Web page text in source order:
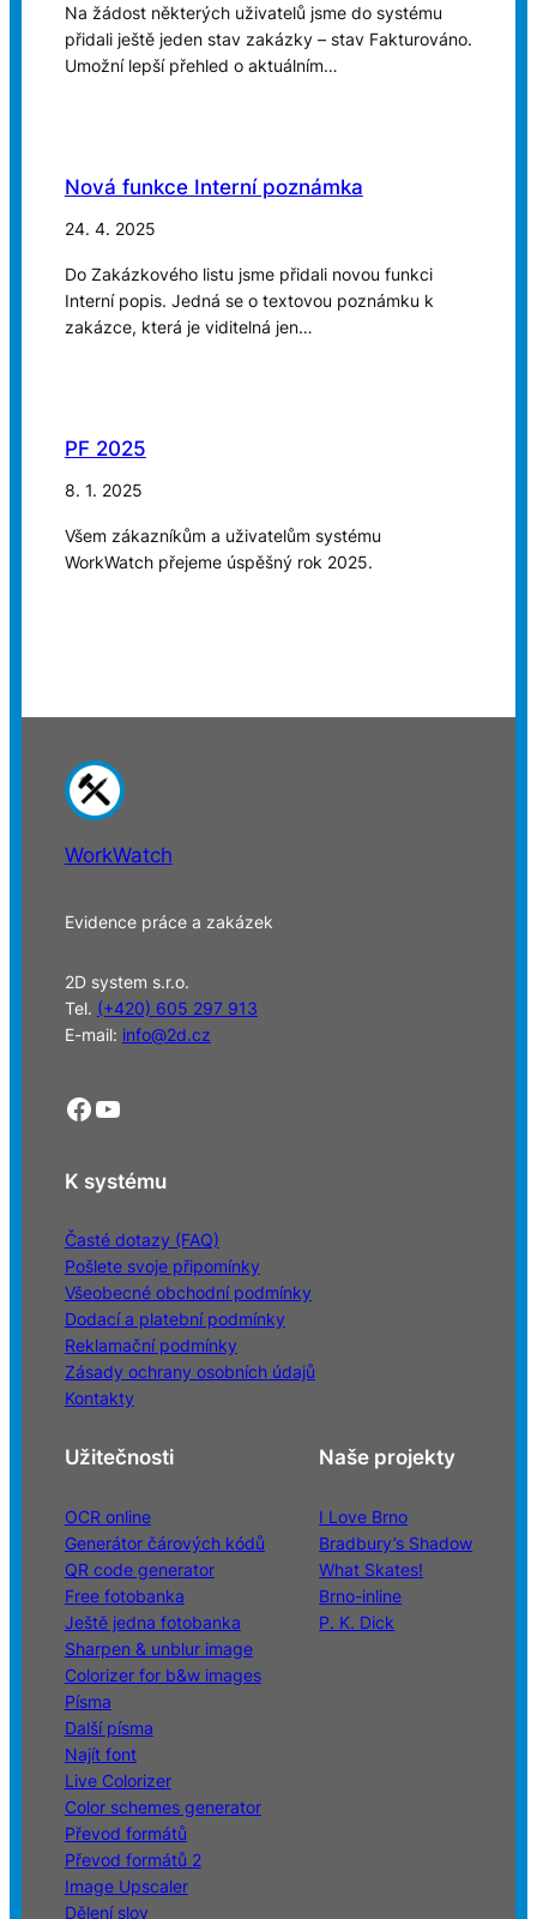
Na žádost některých uživatelů jsme do systému
přidali ještě jeden stav zakázky – stav Fakturováno.
Umožní lepší přehled o aktuálním…
Nová funkce Interní poznámka
24. 4. 2025
Do Zakázkového listu jsme přidali novou funkci
Interní popis. Jedná se o textovou poznámku k
zakázce, která je viditelná jen…
PF 2025
8. 1. 2025
Všem zákazníkům a uživatelům systému
WorkWatch přejeme úspěšný rok 2025.
WorkWatch
Evidence práce a zakázek
2D system s.r.o.
Tel. (+420) 605 297 913
E-mail: info@2d.cz
Facebook YouTube
K systému
Časté dotazy (FAQ)
Pošlete svoje připomínky
Všeobecné obchodní podmínky
Dodací a platební podmínky
Reklamační podmínky
Zásady ochrany osobních údajů
Kontakty
Užitečnosti
OCR online
Generátor čárových kódů
QR code generator
Free fotobanka
Ještě jedna fotobanka
Sharpen & unblur image
Colorizer for b&w images
Písma
Další písma
Najít font
Live Colorizer
Color schemes generator
Převod formátů
Převod formátů 2
Image Upscaler
Dělení slov
Naše projekty
I Love Brno
Bradbury’s Shadow
What Skates!
Brno-inline
P. K. Dick